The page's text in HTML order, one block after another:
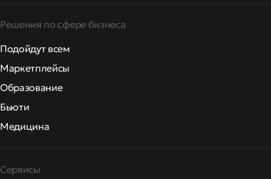
Решения по сфере бизнеса
Подойдут всем
Маркетплейсы
Образование
Бьюти
Медицина
Сервисы